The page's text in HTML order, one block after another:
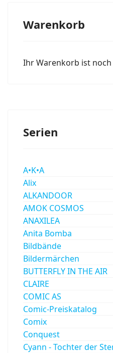
Warenkorb
Ihr Warenkorb ist noch
Serien
A•K•A
Alix
ALKANDOOR
AMOK COSMOS
ANAXILEA
Anita Bomba
Bildbände
Bildermärchen
BUTTERFLY IN THE AIR
CLAIRE
COMIC AS
Comic-Preiskatalog
Comix
Conquest
Cyann - Tochter der